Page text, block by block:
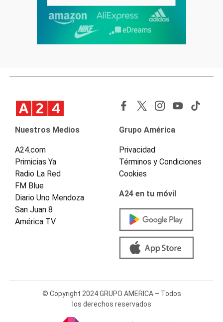
Nuestros Medios
A24.com
Primicias Ya
Radio La Red
FM Blue
Diario Uno Mendoza
San Juan 8
América TV
Grupo América
Privacidad
Términos y Condiciones
Cookies
A24 en tu móvil
© Copyright 2024 GRUPO AMERICA – Todos
los derechos reservados